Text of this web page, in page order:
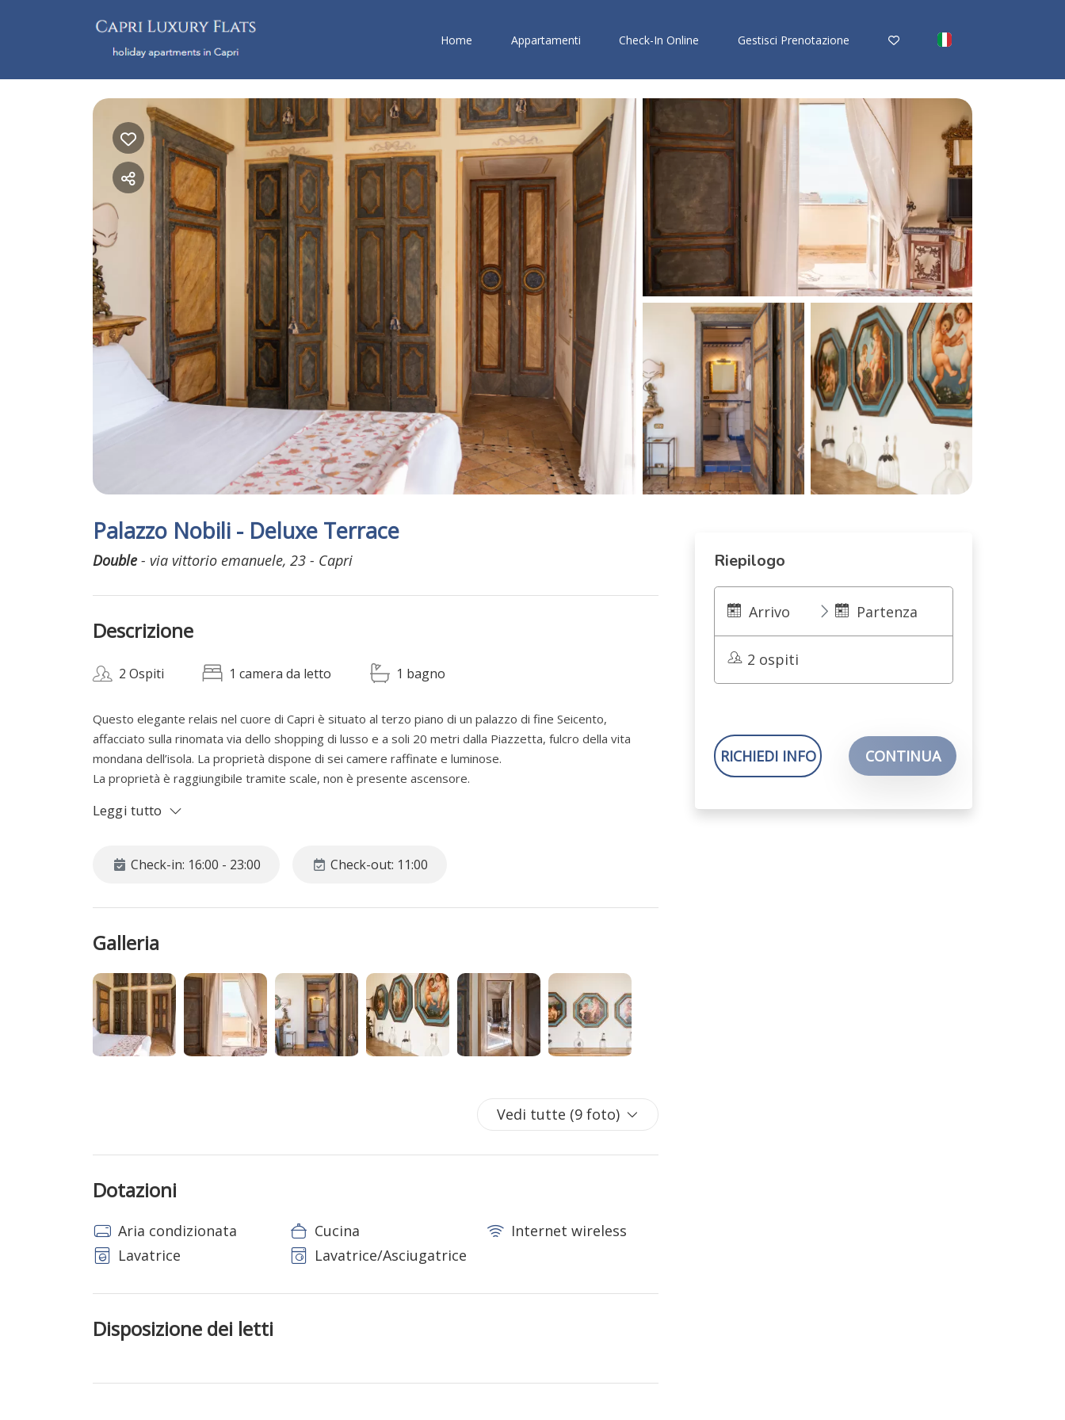
Home Appartamenti Check-In Online Gestisci Prenotazione
Palazzo Nobili - Deluxe Terrace
Double- via vittorio emanuele, 23 - Capri
Descrizione
2 Ospiti 1 camera da letto 1 bagno
Questo elegante relais nel cuore di Capri è situato al terzo piano di un palazzo di fine Seicento,
affacciato sulla rinomata via dello shopping di lusso e a soli 20 metri dalla Piazzetta, fulcro della vita
mondana dell’isola. La proprietà dispone di sei camere raffinate e luminose.
La proprietà è raggiungibile tramite scale, non è presente ascensore.
Leggi tutto
Check-in: 16:00 - 23:00 Check-out: 11:00
Galleria
Vedi tutte (9 foto)
Dotazioni
Aria condizionata Cucina
Internet wireless
Lavatrice
Lavatrice/Asciugatrice
Disposizione dei letti
Riepilogo
Arrivo Partenza
2 ospiti
RICHIEDI INFO CONTINUA